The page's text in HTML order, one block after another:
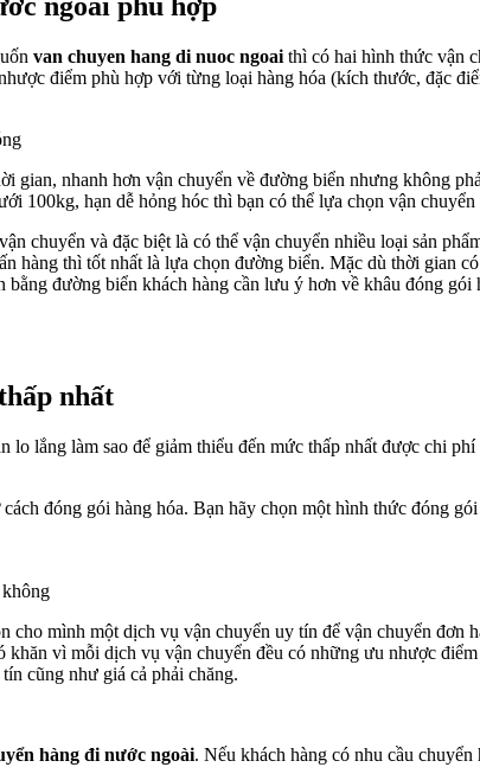
van chuyen hang di nuoc ngoai thì có hai hình thức vận
điểm phù hợp với từng loại hàng hóa (kích thước, đặc
gian, nhanh hơn vận chuyển về đường biển nhưng không
100kg, hạn dễ hỏng hóc thì bạn có thể lựa chọn vận
chuyển và đặc biệt là có thể vận chuyển nhiều loại sản
hàng thì tốt nhất là lựa chọn đường biển. Mặc dù thời gian
đường biển khách hàng cần lưu ý hơn về khâu đóng
nhất
lắng làm sao để giảm thiểu đến mức thấp nhất được chi
đóng gói hàng hóa. Bạn hãy chọn một hình thức đóng
mình một dịch vụ vận chuyển uy tín để vận chuyển đơn
vì mỗi dịch vụ vận chuyển đều có những ưu nhược
cũng như giá cả phải chăng.
hàng đi nước ngoài. Nếu khách hàng có nhu cầu